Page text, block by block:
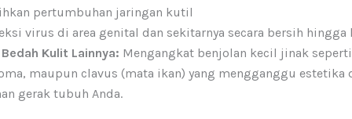
pertumbuhan jaringan kutil
virus di area genital dan sekitarnya secara bersih hingga
Kulit Lainnya: Mengangkat benjolan kecil jinak
maupun clavus (mata ikan) yang mengganggu estetika
gerak tubuh Anda.